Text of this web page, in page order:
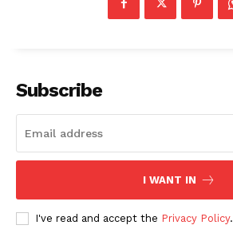
Subscribe
I WANT IN
I've read and accept the Privacy Policy.